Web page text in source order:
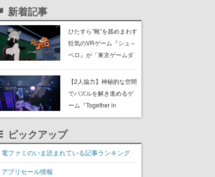
新着記事
ひたすら“靴”を舐めまわす
狂気のVRゲーム『シュ～
ペロ』が「東京ゲームダ
ャッチコピーは「三度の
飯より靴を舐めよう」と
前のめり。公式アカウン
【2人協力】神秘的な空間
でパズルを解き進めるゲ
ーム『Together in
Forgotten Lands』が本日
界の古代洞窟を舞台に、4
つのバイオームを探索し
ピックアップ
電ファミのいま読まれている記事ランキング
アプリセール情報